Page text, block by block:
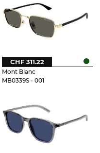
Mont Blanc
MB0339S - 001
CHF 311.22